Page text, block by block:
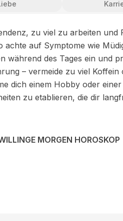
zu viel zu arbeiten
achte auf Symptome wie
während des Tages ein und
– vermeide zu viel
dich einem Hobby oder
zu etablieren, die dir
MORGEN HOROSKOP